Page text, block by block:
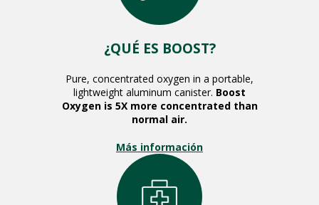
¿QUÉ ES BOOST?
Pure, concentrated oxygen in a portable,
lightweight aluminum canister. Boost
Oxygen is 5X more concentrated than
normal air.
Más información